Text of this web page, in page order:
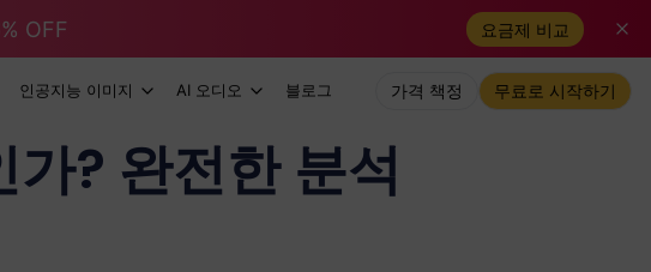
OFF 요금제 비교
인공지능 이미지 AI 오디오 블로그 가격 책정 무료로 시작하기
? 완전한 분석